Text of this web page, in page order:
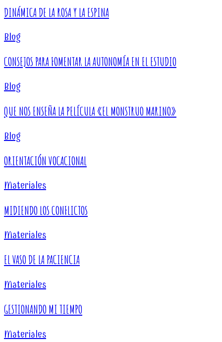
DINÁMICA DE LA ROSA Y LA ESPINA
Blog
CONSEJOS PARA FOMENTAR LA AUTONOMÍA EN EL ESTUDIO
Blog
QUE NOS ENSEÑA LA PELÍCULA «EL MONSTRUO MARINO»
Blog
ORIENTACIÓN VOCACIONAL
Materiales
MIDIENDO LOS CONFLICTOS
Materiales
EL VASO DE LA PACIENCIA
Materiales
GESTIONANDO MI TIEMPO
Materiales